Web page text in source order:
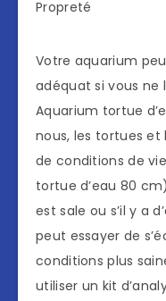
Propreté
Votre aquarium
adéquat si vous ne
Aquarium tortue
nous, les tortues et
de conditions de
tortue d’eau 80
est sale ou s’il y a
peut essayer de
conditions plus
utiliser un kit